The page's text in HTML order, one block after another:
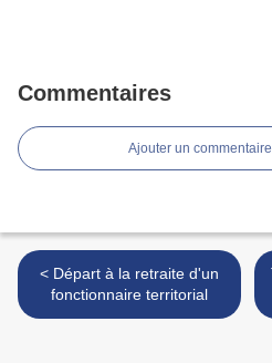
Commentaires
Ajouter un commentaire
< Départ à la retraite d'un
fonctionnaire territorial